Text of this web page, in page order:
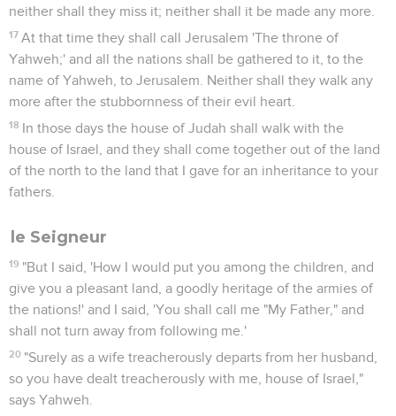
neither shall they miss it; neither shall it be made any more.
17 At that time they shall call Jerusalem 'The throne of
Yahweh;' and all the nations shall be gathered to it, to the
name of Yahweh, to Jerusalem. Neither shall they walk any
more after the stubbornness of their evil heart.
18 In those days the house of Judah shall walk with the
house of Israel, and they shall come together out of the land
of the north to the land that I gave for an inheritance to your
fathers.
le Seigneur
19 "But I said, 'How I would put you among the children, and
give you a pleasant land, a goodly heritage of the armies of
the nations!' and I said, 'You shall call me "My Father," and
shall not turn away from following me.'
20 "Surely as a wife treacherously departs from her husband,
so you have dealt treacherously with me, house of Israel,"
says Yahweh.